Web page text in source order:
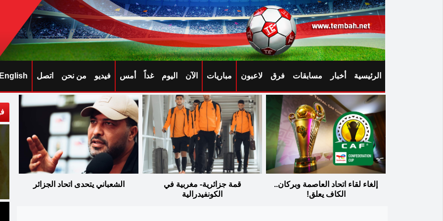
الرئيسية أخبار مسابقات فرق لاعبون مباريات الآن اليوم غداً أمس فيديو من نحن اتصل
إلغاء لقاء اتحاد العاصمة وبركان..
الكاف يعلق!
قمة جزائرية- مغربية في
الكونفيدرالية
الشعباني يتحدى اتحاد الجزائر